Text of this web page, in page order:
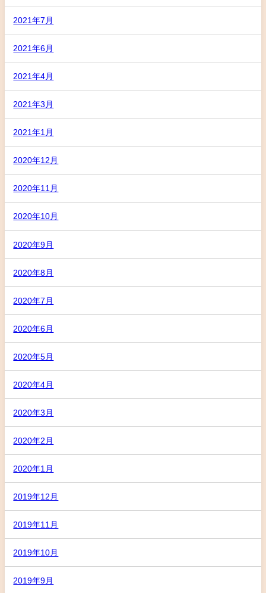
2021年7月
2021年6月
2021年4月
2021年3月
2021年1月
2020年12月
2020年11月
2020年10月
2020年9月
2020年8月
2020年7月
2020年6月
2020年5月
2020年4月
2020年3月
2020年2月
2020年1月
2019年12月
2019年11月
2019年10月
2019年9月